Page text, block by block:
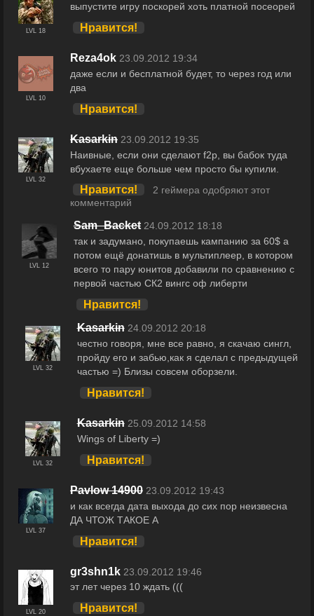
LVL 18
выпустите игру поскорей хоть платной посеорей
Нравится!
LVL 10
Reza4ok 23.09.2012 19:34
даже если и бесплатной будет, то через год или
два
Нравится!
LVL 32
Kasarkin 23.09.2012 19:35
Наивные, если они сделают f2p, вы бабок туда
вбухаете еще больше чем просто бы купили.
Нравится!
2 геймера одобряют этот
комментарий
LVL 12
Sam_Backet 24.09.2012 18:18
так и задумано, покупаешь кампанию за 60$ а
потом ещё донатишь в мультиплеер, в котором
всего то пару юнитов добавили по сравнению с
первой частью СК2 вингс оф либерти
Нравится!
LVL 32
Kasarkin 24.09.2012 20:18
честно говоря, мне все равно, я скачаю сингл,
пройду его и забью,как я сделал с предыдущей
частью =) Близы совсем оборзели.
Нравится!
LVL 32
Kasarkin 25.09.2012 14:58
Wings of Liberty =)
Нравится!
LVL 37
Pavlow 14900 23.09.2012 19:43
и как всегда дата выхода до сих пор неизвесна
ДА ЧТОЖ ТАКОЕ А
Нравится!
LVL 20
gr3shn1k 23.09.2012 19:46
эт лет через 10 ждать (((
Нравится!